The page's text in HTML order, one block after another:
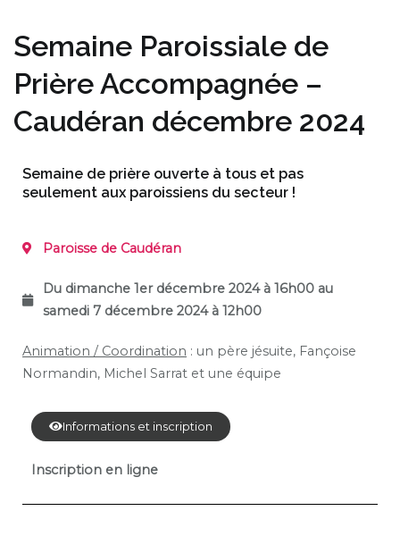
Semaine Paroissiale de
Prière Accompagnée –
Caudéran décembre 2024
Semaine de prière ouverte à tous et pas
seulement aux paroissiens du secteur !
Paroisse de Caudéran
Du dimanche 1er décembre 2024 à 16h00 au
samedi 7 décembre 2024 à 12h00
Animation / Coordination : un père jésuite, Fançoise
Normandin, Michel Sarrat et une équipe
Informations et inscription
Inscription en ligne